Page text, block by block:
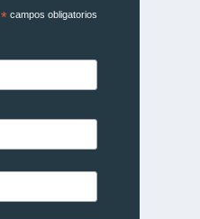
*campos obligatorios